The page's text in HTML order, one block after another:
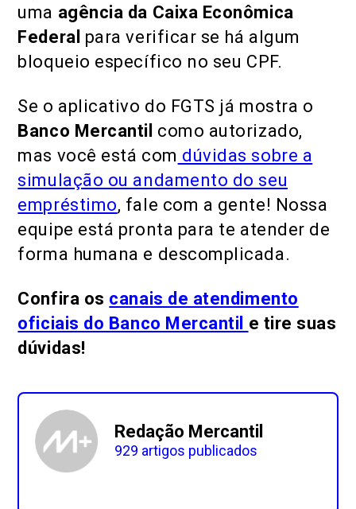
uma agência da Caixa Econômica
Federal para verificar se há algum
bloqueio específico no seu CPF.
Se o aplicativo do FGTS já mostra o
Banco Mercantil como autorizado,
mas você está com dúvidas sobre a
simulação ou andamento do seu
empréstimo, fale com a gente! Nossa
equipe está pronta para te atender de
forma humana e descomplicada.
Confira os canais de atendimento
oficiais do Banco Mercantil e tire suas
dúvidas!
Redação Mercantil
929 artigos publicados